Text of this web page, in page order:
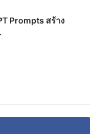
Prompts สร้าง